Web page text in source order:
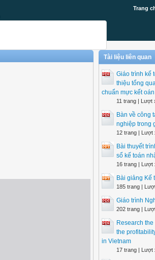
Trang
Tài liệu liên quan
Giáo trình kế
thiệu tổng
chuẩn mực kết
11 trang | Lượt
Bàn về công
nghiệp trong
12 trang | Lượt
Bài thuyết
sổ kế toán
16 trang | Lượt
Bài giảng Kế
185 trang |
Giáo trình
202 trang |
Research
the
in Vietnam
17 trang | Lượt